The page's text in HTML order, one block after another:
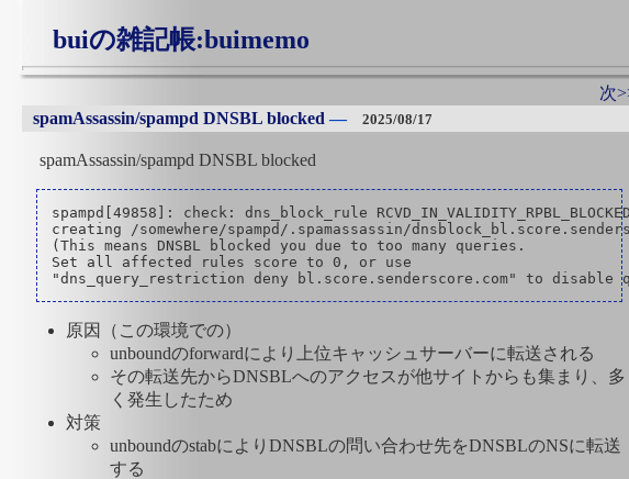
buiの雑記帳:buimemo
次
spamAssassin/spampd DNSBL blocked ― 2025/08/17
spamAssassin/spampd DNSBL blocked
spampd[49858]: check: dns_block_rule
creating /somewhere/spampd/.spamassassin/
(This means DNSBL blocked you due to too many queries.
Set all affected rules score to 0, or use
原因（この環境での）
unboundのforwardにより上位キャッシュサーバーに転送される
その転送先からDNSBLへのアクセスが他サイトからも集まり、多
く発生したため
対策
unboundのstabによりDNSBLの問い合わせ先をDNSBLのNSに転送
する